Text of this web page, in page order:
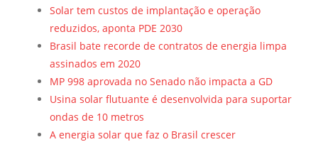
Solar tem custos de implantação e operação
reduzidos, aponta PDE 2030
Brasil bate recorde de contratos de energia limpa
assinados em 2020
MP 998 aprovada no Senado não impacta a GD
Usina solar flutuante é desenvolvida para suportar
ondas de 10 metros
A energia solar que faz o Brasil crescer